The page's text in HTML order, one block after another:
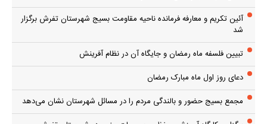
آئین تکریم و معارفه فرمانده ناحیه مقاومت بسیج شهرستان تفرش برگزار
شد
تبیین فلسفه ماه رمضان و جایگاه آن در نظام آفرینش
دعای روز اول ماه مبارک رمضان
مجمع بسیج حضور و بالندگی مردم را در مسائل شهرستان نشان می‌دهد